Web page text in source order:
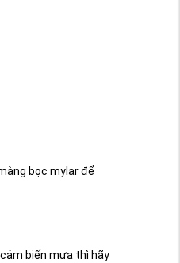
bọc mylar để
biến mưa thì hãy